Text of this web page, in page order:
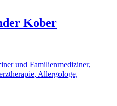
Kober
und Familienmediziner,
Allergologe,